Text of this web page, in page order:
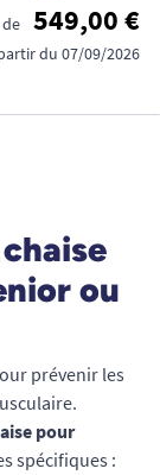
549,00 €
du 07/09/2026
ou
prévenir les
pour
spécifiques :